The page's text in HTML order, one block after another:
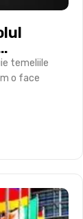
temeliile
o face